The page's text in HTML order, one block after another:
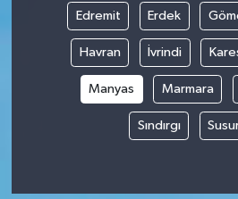
Edremit Erdek
Havran İvrindi
Manyas Marmara
Sındırgı